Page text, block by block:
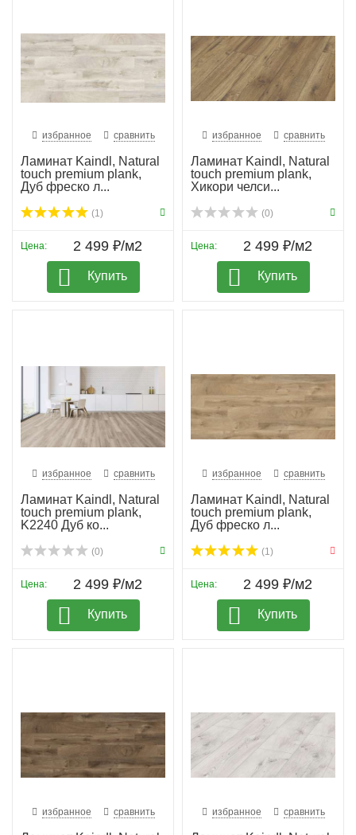
избранное сравнить
Ламинат Kaindl, Natural
touch premium plank,
Дуб фреско л...
(1)
Цена: 2 499 ₽/м2
Купить
избранное сравнить
Ламинат Kaindl, Natural
touch premium plank,
Хикори челси...
(0)
Цена: 2 499 ₽/м2
Купить
избранное сравнить
Ламинат Kaindl, Natural
touch premium plank,
K2240 Дуб ко...
(0)
Цена: 2 499 ₽/м2
Купить
избранное сравнить
Ламинат Kaindl, Natural
touch premium plank,
Дуб фреско л...
(1)
Цена: 2 499 ₽/м2
Купить
избранное сравнить избранное сравнить